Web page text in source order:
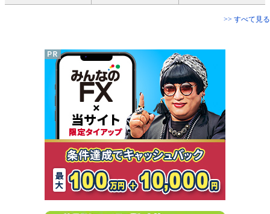
>> すべて見る